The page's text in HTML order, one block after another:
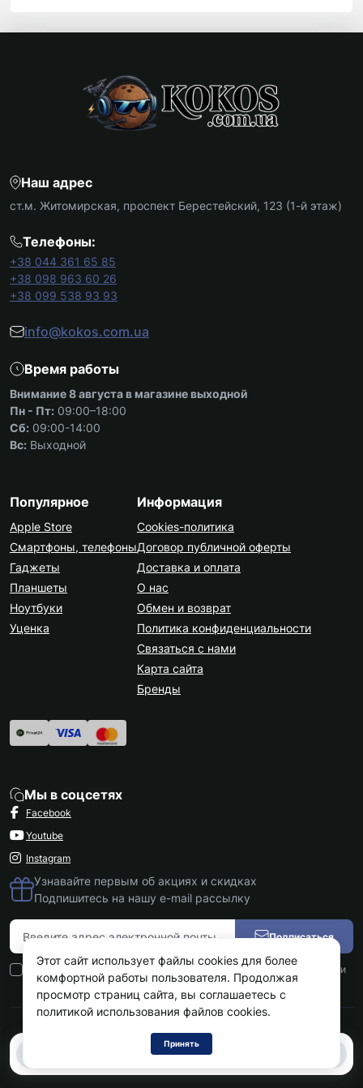
0
Наш адрес
ст.м. Житомирская, проспект Берестейский, 123 (1-й этаж)
Телефоны:
+38 044 361 65 85
+38 098 963 60 26
+38 099 538 93 93
info@kokos.com.ua
Время работы
Внимание 8 августа в магазине выходной
Пн - Пт: 09:00–18:00
Сб: 09:00-14:00
Вс: Выходной
Популярное
Apple Store
Смартфоны, телефоны
Гаджеты
Планшеты
Ноутбуки
Уценка
Информация
Cookies-политика
Договор публичной оферты
Доставка и оплата
О нас
Обмен и возврат
Политика конфиденциальности
Связаться с нами
Карта сайта
Бренды
Мы в соцсетях
Facebook
Youtube
Instagram
Узнавайте первым об акциях и скидках
Подпишитесь на нашу e-mail рассылку
Подписаться
Я прочитал Политика конфиденциальности и согласен с условиями
Kokos.com.ua © 2026
Этот сайт использует файлы cookies для более
комфортной работы пользователя. Продолжая
просмотр страниц сайта, вы соглашаетесь с
политикой использования файлов cookies.
Принять